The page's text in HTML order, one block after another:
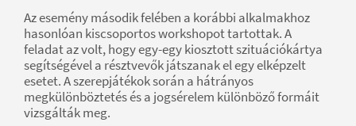
Az esemény második felében a korábbi alkalmakhoz
hasonlóan kiscsoportos workshopot tartottak. A
feladat az volt, hogy egy-egy kiosztott szituációkártya
segítségével a résztvevők játszanak el egy elképzelt
esetet. A szerepjátékok során a hátrányos
megkülönböztetés és a jogsérelem különböző formáit
vizsgálták meg.